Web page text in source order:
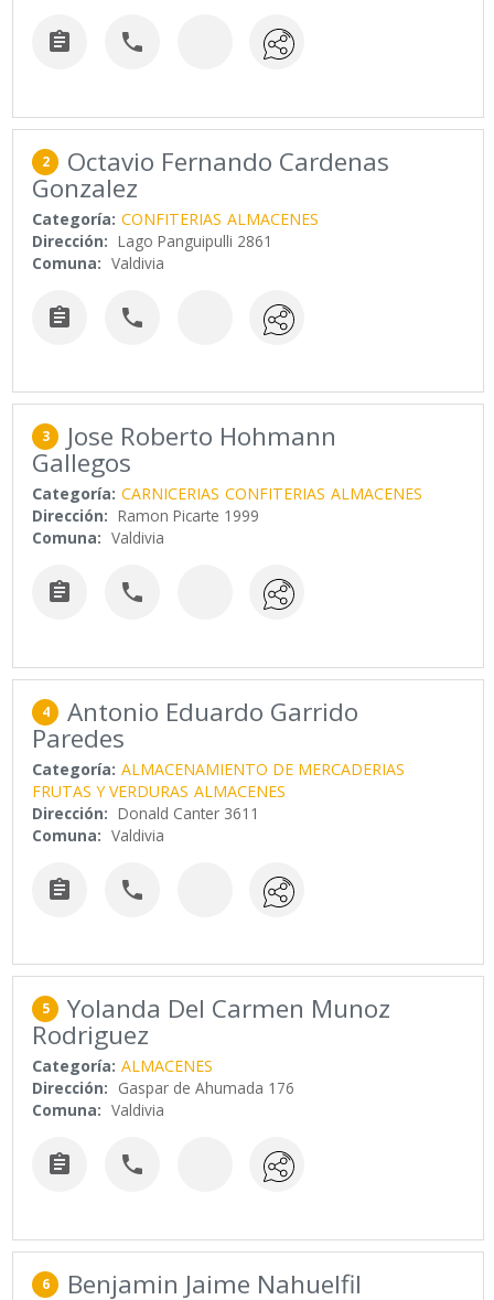
 
2 Octavio Fernando Cardenas
Gonzalez
Categoría: CONFITERIAS ALMACENES
Dirección: Lago Panguipulli 2861
Comuna: Valdivia
 
3 Jose Roberto Hohmann
Gallegos
Categoría: CARNICERIAS CONFITERIAS ALMACENES
Dirección: Ramon Picarte 1999
Comuna: Valdivia
 
4 Antonio Eduardo Garrido
Paredes
Categoría: ALMACENAMIENTO DE MERCADERIAS
FRUTAS Y VERDURAS ALMACENES
Dirección: Donald Canter 3611
Comuna: Valdivia
 
5 Yolanda Del Carmen Munoz
Rodriguez
Categoría: ALMACENES
Dirección: Gaspar de Ahumada 176
Comuna: Valdivia
 
6 Benjamin Jaime Nahuelfil